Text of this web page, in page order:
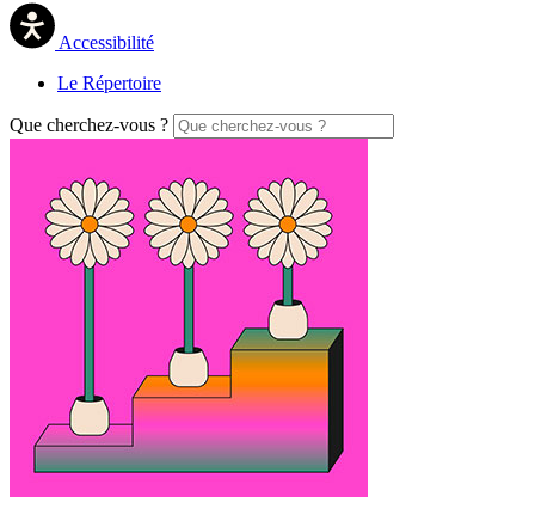
Accessibilité
Le Répertoire
Que cherchez-vous ?